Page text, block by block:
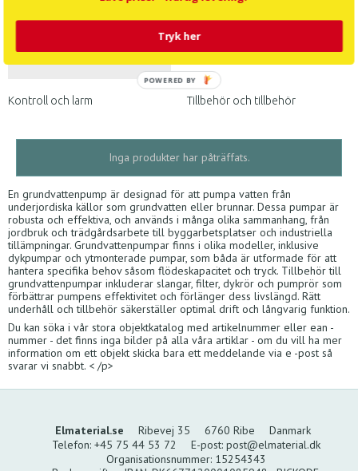
Kontroll och larm Tillbehör och tillbehör
Inga produkter har påträffats.
En grundvattenpump är designad för att pumpa vatten från
underjordiska källor som grundvatten eller brunnar. Dessa pumpar är
robusta och effektiva, och används i många olika sammanhang, från
jordbruk och trädgårdsarbete till byggarbetsplatser och industriella
tillämpningar. Grundvattenpumpar finns i olika modeller, inklusive
dykpumpar och ytmonterade pumpar, som båda är utformade för att
hantera specifika behov såsom flödeskapacitet och tryck. Tillbehör till
grundvattenpumpar inkluderar slangar, filter, dykrör och pumprör som
förbättrar pumpens effektivitet och förlänger dess livslängd. Rätt
underhåll och tillbehör säkerställer optimal drift och långvarig funktion.
Du kan söka i vår stora objektkatalog med artikelnummer eller ean -
nummer - det finns inga bilder på alla våra artiklar - om du vill ha mer
information om ett objekt skicka bara ett meddelande via e -post så
svarar vi snabbt. < /p>
Elmaterial.se Ribevej 35 6760 Ribe
Danmark
Telefon: +45 75 44 53 72 E-post: post@elmaterial.dk
Organisationsnummer:15254343
Tryk her
POWERED BY